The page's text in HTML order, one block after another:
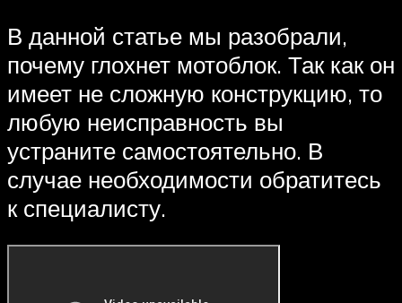
В данной статье мы разобрали,
почему глохнет мотоблок. Так как он
имеет не сложную конструкцию, то
любую неисправность вы
устраните самостоятельно. В
случае необходимости обратитесь
к специалисту.